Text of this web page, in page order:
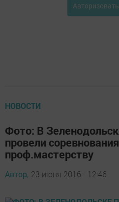
НОВОСТИ
Фото: В
провели
проф.мастерству
Автор, 23 июня 2016 - 12:46